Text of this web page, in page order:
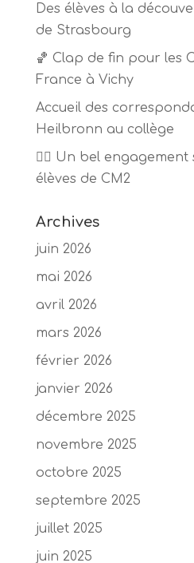
Des élèves à la
de Strasbourg
🏀 Clap de fin pour les
France à Vichy
Accueil des
Heilbronn au collège
🏃‍♂️ Un bel
élèves de CM2
Archives
juin 2026
mai 2026
avril 2026
mars 2026
février 2026
janvier 2026
décembre 2025
novembre 2025
octobre 2025
septembre 2025
juillet 2025
juin 2025